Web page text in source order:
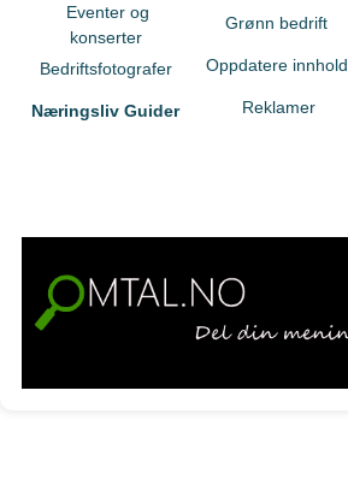
Eventer og
konserter
Bedriftsfotografer
Næringsliv Guider
Grønn bedrift
Oppdatere innhold
Reklamer